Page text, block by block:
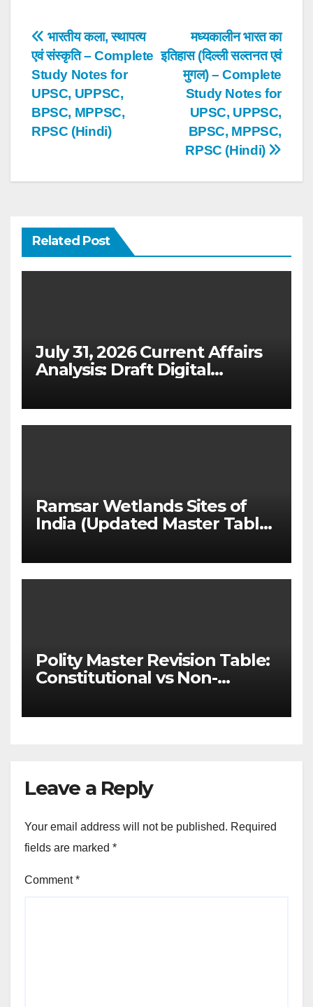
Post
navigation
मध्यकालीन भारत का
इतिहास (दिल्ली सल्तनत एवं
मुगल) – Complete
Study Notes for
UPSC, UPPSC,
BPSC, MPPSC,
RPSC (Hindi)
भारतीय कला, स्थापत्य
एवं संस्कृति – Complete
Study Notes for
UPSC, UPPSC,
BPSC, MPPSC,
RPSC (Hindi)
Related Post
July 31, 2026 Current Affairs
Analysis: Draft Digital
Framework for Big Tech
(UPSC GS 2 & GS 3)
Ramsar Wetlands Sites of
India (Updated Master Table
2026)
Polity Master Revision Table:
Constitutional vs Non-
UPSC & MPSC
Leave a Reply
Your email address will not be published. Required
fields are marked *
Comment*